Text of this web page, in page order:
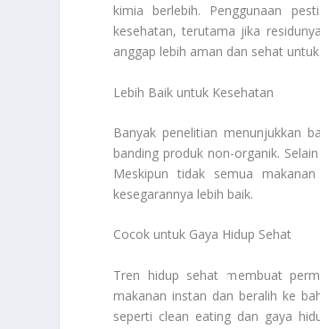
kimia berlebih. Penggunaan
kesehatan, terutama jika
anggap lebih aman dan sehat
Lebih Baik untuk Kesehatan
Banyak penelitian menunjukkan
banding produk non-organik.
Meskipun tidak semua
kesegarannya lebih baik.
Cocok untuk Gaya Hidup Sehat
Tren hidup sehat membuat
makanan instan dan beralih ke
seperti clean eating dan gaya